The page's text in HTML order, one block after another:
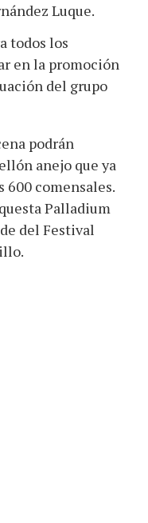
Luque.
todos los
en la promoción
del grupo
podrán
anejo que ya
600 comensales.
Palladium
del Festival